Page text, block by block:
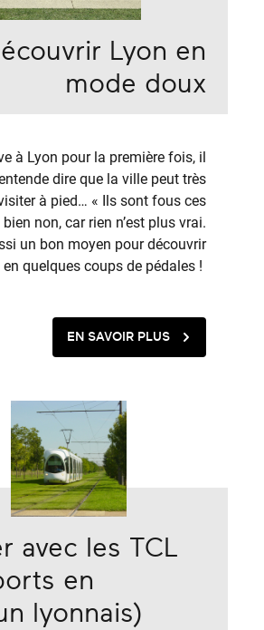
Lyon en
mode doux
à Lyon pour la première fois, il
dire que la ville peut très
à pied… « Ils sont fous ces
non, car rien n’est plus vrai.
un bon moyen pour découvrir
en quelques coups de pédales !
EN SAVOIR PLUS
avec les TCL
en
lyonnais)